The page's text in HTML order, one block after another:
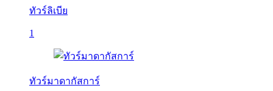
ทัวร์ลิเบีย
1
ทัวร์มาดากัสการ์